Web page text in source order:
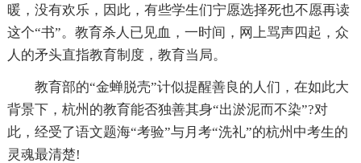
暖，没有欢乐，因此，有些学生们宁愿选择死也不愿再读
这个“书”。教育杀人已见血，一时间，网上骂声四起，众
人的矛头直指教育制度，教育当局。
教育部的“金蝉脱壳”计似提醒善良的人们，在如此大
背景下，杭州的教育能否独善其身“出淤泥而不染”?对
此，经受了语文题海“考验”与月考“洗礼”的杭州中考生的
灵魂最清楚!